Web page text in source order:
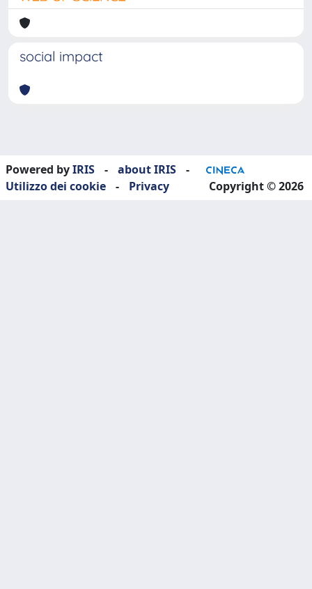
social impact
Powered byIRIS - about IRIS
-
Utilizzo dei cookie
- Privacy Copyright © 2026